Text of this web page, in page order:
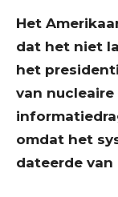
Het
dat het niet
het
van
omdat het
dateerde van